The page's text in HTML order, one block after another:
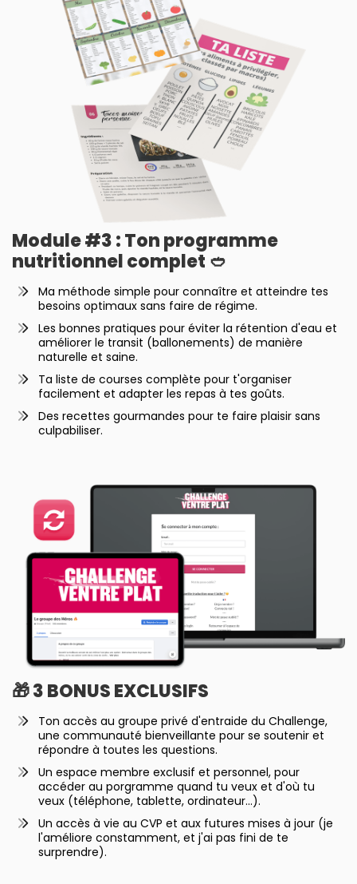
Module #3 : Ton programme
nutritionnel complet 🥙
Ma méthode simple pour connaître et atteindre tes
besoins optimaux sans faire de régime.
Les bonnes pratiques pour éviter la rétention d'eau et
améliorer le transit (ballonements) de manière
naturelle et saine.
Ta liste de courses complète pour t'organiser
facilement et adapter les repas à tes goûts.
Des recettes gourmandes pour te faire plaisir sans
culpabiliser.
🎁 3 BONUS EXCLUSIFS
Ton accès au groupe privé d'entraide du Challenge,
une communauté bienveillante pour se soutenir et
répondre à toutes les questions.
Un espace membre exclusif et personnel, pour
accéder au porgramme quand tu veux et d'où tu
veux (téléphone, tablette, ordinateur...).
Un accès à vie au CVP et aux futures mises à jour (je
l'améliore constamment, et j'ai pas fini de te
surprendre).